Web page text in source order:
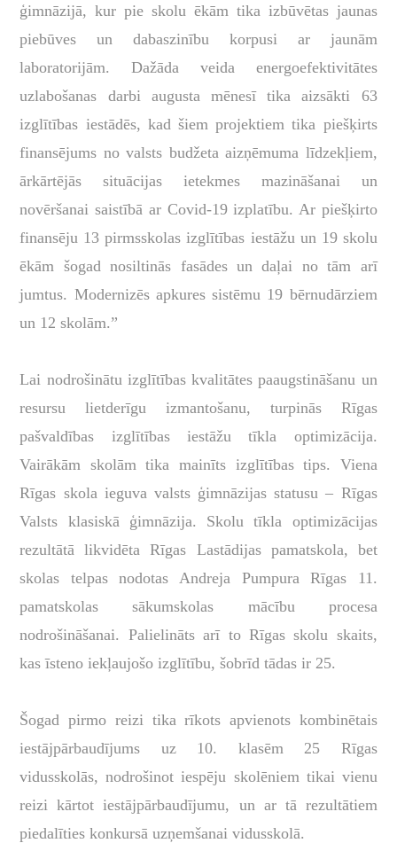
ģimnāzijā, kur pie skolu ēkām tika izbūvētas jaunas
piebūves un dabaszinību korpusi ar jaunām
laboratorijām. Dažāda veida energoefektivitātes
uzlabošanas darbi augusta mēnesī tika aizsākti 63
izglītības iestādēs, kad šiem projektiem tika piešķirts
finansējums no valsts budžeta aizņēmuma līdzekļiem,
ārkārtējās situācijas ietekmes mazināšanai un
novēršanai saistībā ar Covid-19 izplatību. Ar piešķirto
finansēju 13 pirmsskolas izglītības iestāžu un 19 skolu
ēkām šogad nosiltinās fasādes un daļai no tām arī
jumtus. Modernizēs apkures sistēmu 19 bērnudārziem
un 12 skolām.”
Lai nodrošinātu izglītības kvalitātes paaugstināšanu un
resursu lietderīgu izmantošanu, turpinās Rīgas
pašvaldības izglītības iestāžu tīkla optimizācija.
Vairākām skolām tika mainīts izglītības tips. Viena
Rīgas skola ieguva valsts ģimnāzijas statusu – Rīgas
Valsts klasiskā ģimnāzija. Skolu tīkla optimizācijas
rezultātā likvidēta Rīgas Lastādijas pamatskola, bet
skolas telpas nodotas Andreja Pumpura Rīgas 11.
pamatskolas sākumskolas mācību procesa
nodrošināšanai. Palielināts arī to Rīgas skolu skaits,
kas īsteno iekļaujošo izglītību, šobrīd tādas ir 25.
Šogad pirmo reizi tika rīkots apvienots kombinētais
iestājpārbaudījums uz 10. klasēm 25 Rīgas
vidusskolās, nodrošinot iespēju skolēniem tikai vienu
reizi kārtot iestājpārbaudījumu, un ar tā rezultātiem
piedalīties konkursā uzņemšanai vidusskolā.